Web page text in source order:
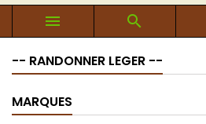
 
-- RANDONNER LEGER --
MARQUES